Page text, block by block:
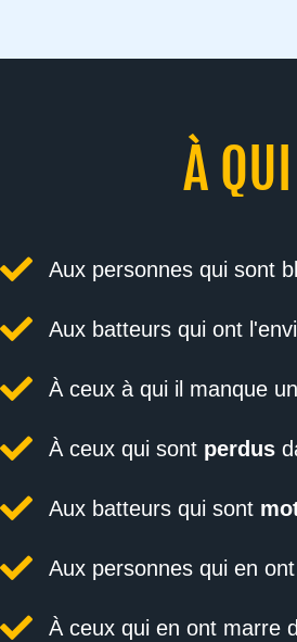
À
Aux personnes qui sont
Aux batteurs qui ont
À ceux à qui il manque un
À ceux qui sont perdus
Aux batteurs qui sont
Aux personnes qui en
À ceux qui en ont marre